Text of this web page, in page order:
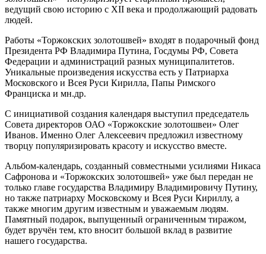
ведущий свою историю с XII века и продолжающий радовать
людей.
Работы «Торжокских золотошвей» входят в подарочный фонд
Президента РФ Владимира Путина, Госдумы РФ, Совета
Федерации и администраций разных муниципалитетов.
Уникальные произведения искусства есть у Патриарха
Московского и Всея Руси Кирилла, Папы Римского
Франциска и мн.др.
С инициативой создания календаря выступил председатель
Совета директоров ОАО «Торжокские золотошвеи» Олег
Иванов. Именно Олег Алексеевич предложил известному
творцу популяризировать красоту и искусство вместе.
Альбом-календарь, созданный совместными усилиями Никаса
Сафронова и «Торжокских золотошвей» уже был передан не
только главе государства Владимиру Владимировичу Путину,
но также патриарху Московскому и Всея Руси Кириллу, а
также многим другим известным и уважаемым людям.
Памятный подарок, выпущенный ограниченным тиражом,
будет вручён тем, кто вносит большой вклад в развитие
нашего государства.